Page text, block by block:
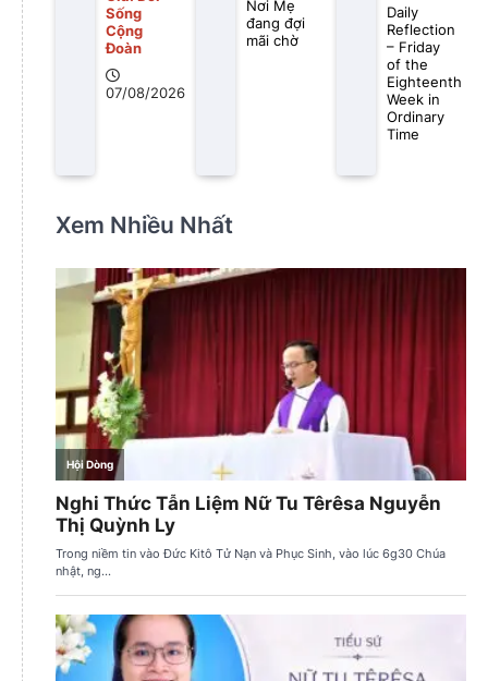
Sống
Cộng
Đoàn
07/08/2026
Nơi Mẹ
đang đợi
mãi chờ
Daily
Reflection
– Friday
of the
Eighteenth
Week in
Ordinary
Time
Xem Nhiều Nhất